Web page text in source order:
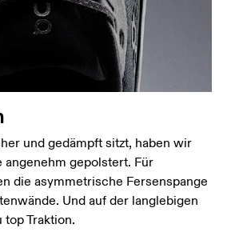
und gedämpft sitzt, haben wir
angenehm gepolstert. Für
die asymmetrische Fersenspange
Und auf der langlebigen
Traktion.